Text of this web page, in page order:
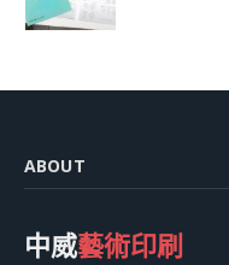
ABOUT
中威藝術印刷